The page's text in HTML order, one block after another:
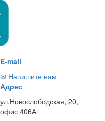
E-mail
✉ Напишите нам
Адрес
ул.Новослободская, 20,
офис 406А